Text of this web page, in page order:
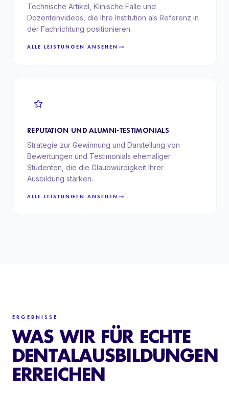
Technische Artikel, Klinische Fälle und
Dozentenvideos, die Ihre Institution als Referenz in
der Fachrichtung positionieren.
ALLE LEISTUNGEN ANSEHEN
REPUTATION UND ALUMNI-TESTIMONIALS
Strategie zur Gewinnung und Darstellung von
Bewertungen und Testimonials ehemaliger
Studenten, die die Glaubwürdigkeit Ihrer
Ausbildung stärken.
ALLE LEISTUNGEN ANSEHEN
ERGEBNISSE
WAS WIR FÜR ECHTE
DENTALAUSBILDUNGEN
ERREICHEN